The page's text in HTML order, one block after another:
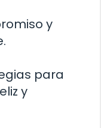
y
para
y